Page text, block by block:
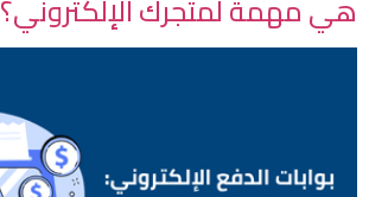
هي مهمة لمتجرك الإلكتروني؟